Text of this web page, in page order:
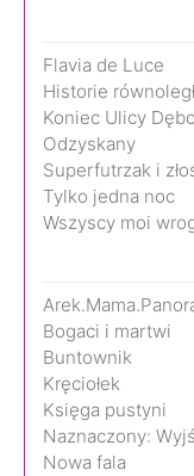
Flavia de Luce
Historie
Koniec Ulicy
Odzyskany
Superfutrzak i
Tylko jedna noc
Wszyscy moi
Bogaci i martwi
Buntownik
Kręciołek
Księga pustyni
Naznaczony:
Nowa fala